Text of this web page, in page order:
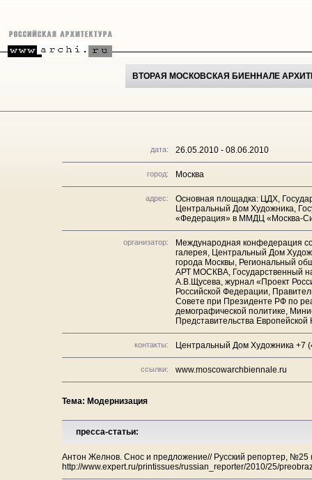
ВТОРАЯ МОСКОВСКАЯ БИЕННАЛЕ
дата: 26.05.2010 - 08.06.2010
город: Москва
адрес:
Основная площадка: ЦДХ,
Центральный Дом Художника,
«Федерация» в ММДЦ «Москва-
организатор:
Международная конфедерация
галерея, Центральный Дом
города Москвы, Региональный
АРТ МОСКВА, Государственный
А.В.Щусева, журнал «Проект
Российской Федерации,
Совете при Президенте РФ по
демографической политике,
Представительства
контакты: Центральный Дом Художника +7
ссылки: www.moscowarchbiennale.ru
Тема: Модернизация
пресса-статьи:
Антон Желнов. Снос и предложение// Русский репортер, №25
http://www.expert.ru/printissues/russian_reporter/2010/25/